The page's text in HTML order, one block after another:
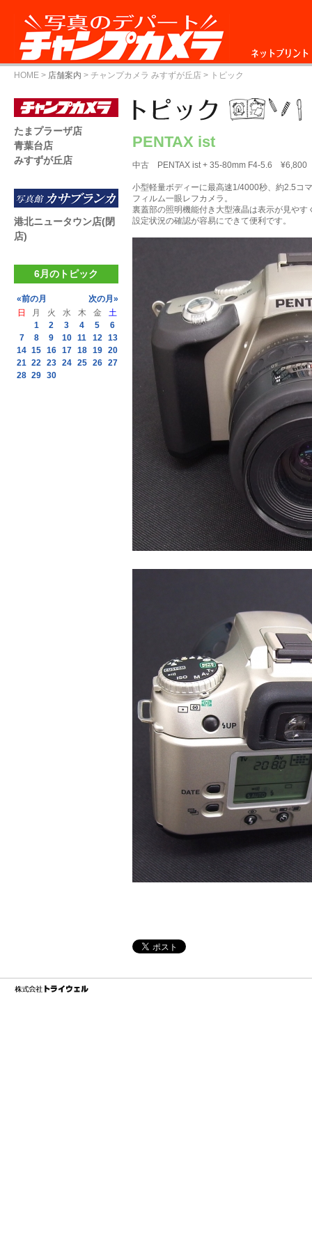
ネットプリント
HOME > 店舗案内 > チャンプカメラ みすずが丘店 > トピック
PENTAX ist
中古 PENTAX ist + 35-80mm F4-5.6 ¥6,800
小型軽量ボディーに最高速1/4000秒、約2.5コ
フィルム一眼レフカメラ。
裏蓋部の照明機能付き大型液晶は表示が見やす
設定状況の確認が容易にできて便利です。
たまプラーザ店
青葉台店
みすずが丘店
港北ニュータウン店(閉
店)
6月のトピック
«前の月
次の月»
日
月 火 水 木 金
土
1
2 3 4 5
6
7
8 9 10 11 12 13
14 15 16 17 18 19 20
21 22 23 24 25 26 27
28 29 30